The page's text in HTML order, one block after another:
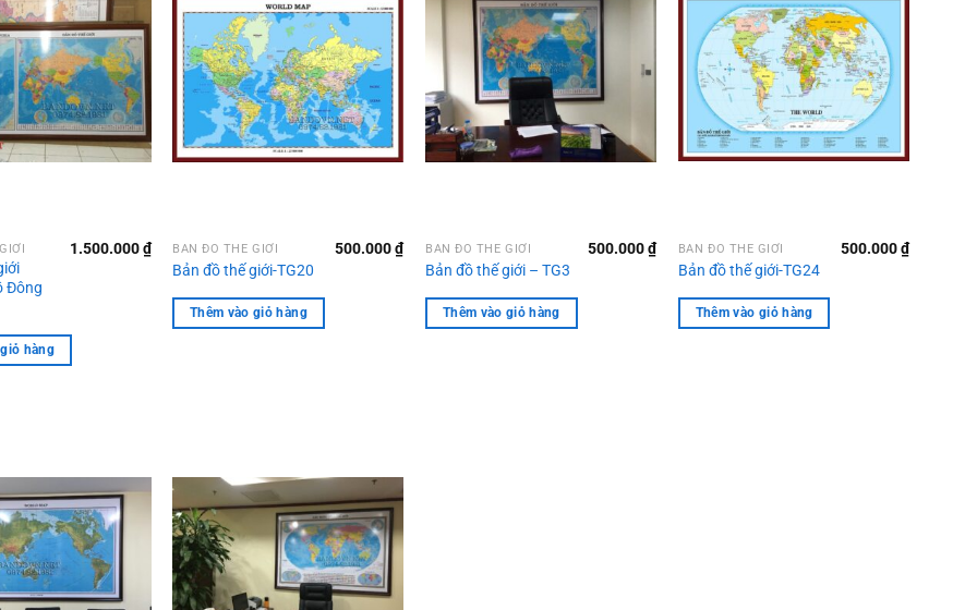
Đông
1.500.000₫
hàng
BẢN ĐỒ THẾ GIỚI
Bản đồ thế giới-TG20
500.000₫
Thêm vào giỏ hàng
BẢN ĐỒ THẾ GIỚI
Bản đồ thế giới – TG3
500.000₫
Thêm vào giỏ hàng
BẢN ĐỒ THẾ GIỚI
Bản đồ thế giới-TG24
500.000₫
Thêm vào giỏ hàng